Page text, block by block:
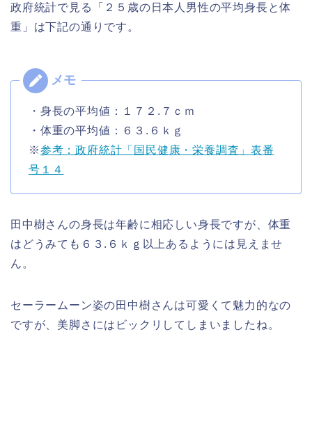
政府統計で見る「２５歳の日本人男性の平均身長と体
重」は下記の通りです。
・身長の平均値：１７２.７ｃｍ
・体重の平均値：６３.６ｋｇ
※参考：政府統計「国民健康・栄養調査」表番
号１４
田中樹さんの身長は年齢に相応しい身長ですが、体重
はどうみても６３.６ｋｇ以上あるようには見えませ
ん。
セーラームーン姿の田中樹さんは可愛くて魅力的なの
ですが、美脚さにはビックリしてしまいましたね。